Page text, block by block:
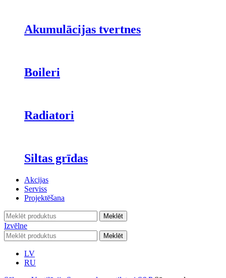
Akumulācijas tvertnes
Boileri
Radiatori
Siltas grīdas
Akcijas
Serviss
Projektēšana
Meklēt
Izvēlne
Meklēt
LV
RU